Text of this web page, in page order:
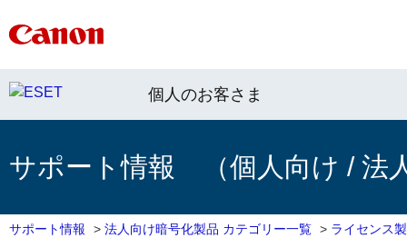
個人のお客さま
サポート情報 （個人向け / 法
サポート情報 > 法人向け暗号化製品 カテゴリー一覧 > ライセンス